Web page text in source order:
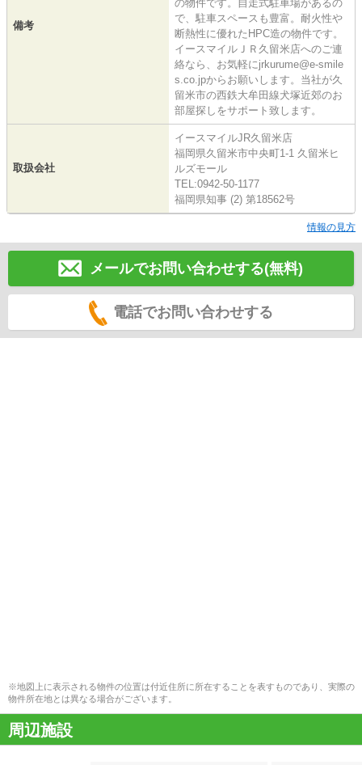
備考
の物件です。自走式駐車場があるの
で、駐車スペースも豊富。耐火性や
断熱性に優れたHPC造の物件です。
イースマイルＪＲ久留米店へのご連
絡なら、お気軽にjrkurume@e-smile
s.co.jpからお願いします。当社が久
留米市の西鉄大牟田線犬塚近郊のお
部屋探しをサポート致します。
取扱会社
イースマイルJR久留米店
福岡県久留米市中央町1-1 久留米ヒ
ルズモール
TEL:0942-50-1177
福岡県知事 (2) 第18562号
情報の見方
メールでお問い合わせする(無料)
電話でお問い合わせする
※地図上に表示される物件の位置は付近住所に所在することを表すものであり、実際の
物件所在地とは異なる場合がございます。
周辺施設